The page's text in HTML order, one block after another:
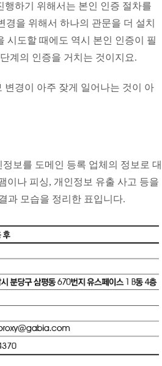
하기 위해서는 본인 인증 절차를
경을 위해서 하나의 관문을 더 설치
시도할 때에도 역시 본인 인증이 필
계의 인증을 거치는 것이지요.
경이 아주 잦게 일어나는 것이 아
보를 도메인 등록 업체의 정보로 대
이나 피싱, 개인정보 유출 사고 등을
과 모습을 정리한 표입니다.